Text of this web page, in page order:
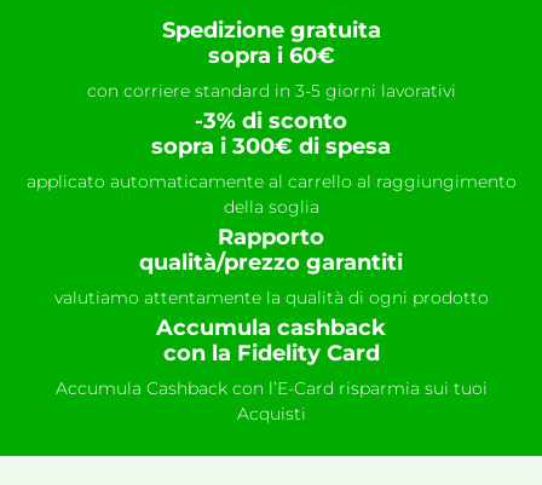
Spedizione gratuita
sopra i 60€
con corriere standard in 3-5 giorni lavorativi
-3% di sconto
sopra i 300€ di spesa
applicato automaticamente al carrello al raggiungimento
della soglia
Rapporto
qualità/prezzo garantiti
valutiamo attentamente la qualità di ogni prodotto
Accumula cashback
con la Fidelity Card
Accumula Cashback con l’E-Card risparmia sui tuoi
Acquisti